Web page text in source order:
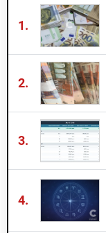
1.
2.
3.
4.